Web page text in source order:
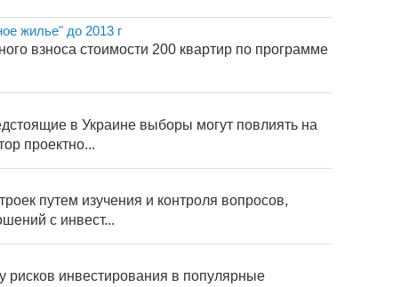
жилье" до 2013 г
взноса стоимости 200 квартир по программе
в Украине выборы могут повлиять на
проектно...
путем изучения и контроля вопросов,
с инвест...
рисков инвестирования в популярные